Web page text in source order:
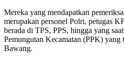
Mereka yang mendapatkan
merupakan personel Polri, petugas
berada di TPS, PPS, hingga yang
Pemungutan Kecamatan (PPK) yang
Bawang.